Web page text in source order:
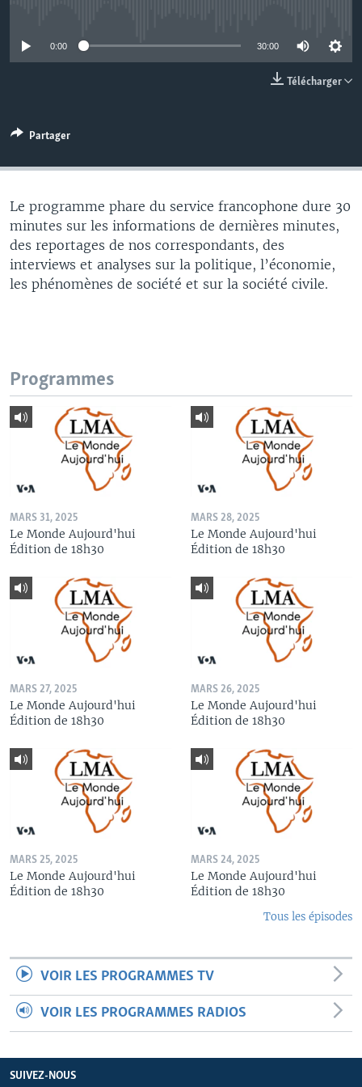
0:00 30:00
Télécharger
Partager
Le programme phare du service francophone dure 30
minutes sur les informations de dernières minutes,
des reportages de nos correspondants, des
interviews et analyses sur la politique, l’économie,
les phénomènes de société et sur la société civile.
Programmes
MARS 31, 2025
Le Monde Aujourd'hui
Édition de 18h30
MARS 28, 2025
Le Monde Aujourd'hui
Édition de 18h30
MARS 27, 2025
Le Monde Aujourd'hui
Édition de 18h30
MARS 26, 2025
Le Monde Aujourd'hui
Édition de 18h30
MARS 25, 2025
Le Monde Aujourd'hui
Édition de 18h30
MARS 24, 2025
Le Monde Aujourd'hui
Édition de 18h30
Tous les épisodes
VOIR LES PROGRAMMES TV
VOIR LES PROGRAMMES RADIOS
SUIVEZ-NOUS